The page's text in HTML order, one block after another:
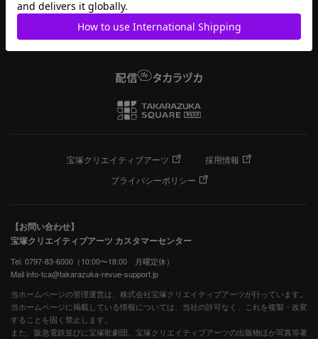
宝塚クリエイティブアーツ
採用情報
プライバシーポリシー
【お問い合わせ】
宝塚クリエイティブアーツ カスタマーセンター
Tel. 0797-83-6000（10:00〜18:00 月曜定休）
Mail info-tca@takarazuka-revue-support.jp
当ホームページの管理運営は、株式会社宝塚クリエイティブアーツが行っています。
当ホームページに掲載している情報については、当社の許可なく、これを複製・改変
することを固く禁止します。
また、阪急電鉄並びに宝塚歌劇団、宝塚クリエイティブアーツの出版物ほか写真等著